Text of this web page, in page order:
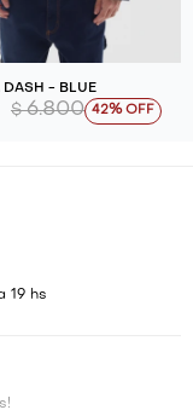
DASH - BLUE
$ 6.800 42
19 hs